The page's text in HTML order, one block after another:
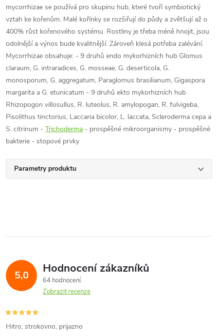
mycorrhizae se používá pro skupinu hub, které tvoří symbiotický
vztah ke kořenům. Malé kořínky se rozšiřují do půdy a zvětšují až o
400% růst kořenového systému. Rostliny je třeba méně hnojit, jsou
odolnější a výnos bude kvalitnější. Zároveň klesá potřeba zalévání.
Mycorrhizae obsahuje: - 9 druhů endo mykorhizních hub Glomus
claraum, G. intraradices, G. mosseae, G. deserticola, G.
monosporum, G. aggregatum, Paraglomus brasilianum, Gigaspora
margarita a G. etunicatum - 9 druhů ekto mykorhizních hub
Rhizopogon villosullus, R. luteolus, R. amylopogan, R. fulvigeba,
Pisolithus tinctorius, Laccaria bicolor, L. laccata, Scleroderma cepa a
S. citrinum - Trichoderma - prospěšné mikroorganismy - prospěšné
bakterie - stopové prvky
Parametry produktu
5,0 Hodnocení zákazníků
64 hodnocení
Zobrazit recenze
Hitro, strokovno, prijazno